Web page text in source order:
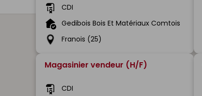
CDI
Gedibois Bois Et Matériaux Comtois
Franois (25)
Magasinier vendeur (H/F)
CDI